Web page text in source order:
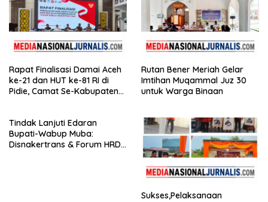
Rapat Finalisasi Damai Aceh
ke-21 dan HUT ke-81 RI di
Pidie, Camat Se-Kabupaten
Rutan Bener Meriah Gelar
Imtihan Muqammal Juz 30
untuk Warga Binaan
Tindak Lanjuti Edaran
Bupati-Wabup Muba:
Disnakertrans & Forum HRD
Sukses,Pelaksanaan